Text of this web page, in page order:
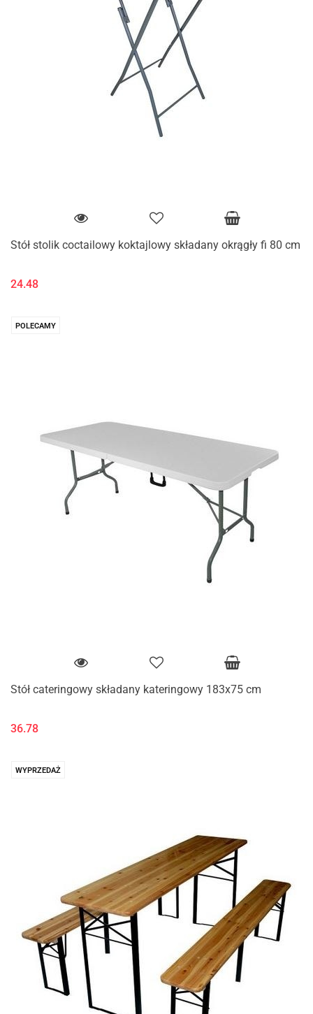
Stół stolik coctailowy koktajlowy składany okrągły fi 80 cm
24.48
POLECAMY
Stół cateringowy składany kateringowy 183x75 cm
36.78
WYPRZEDAŻ